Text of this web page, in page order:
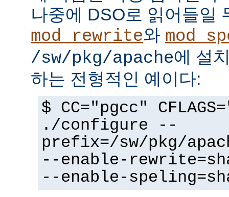
나중에 DSO로 읽어들일
mod_rewrite와
/sw/pkg/apache에 설
하는 전형적인 예이다:
$ CC="pgcc"
./configure --
prefix=/sw/pkg/
--enable-
--enable-